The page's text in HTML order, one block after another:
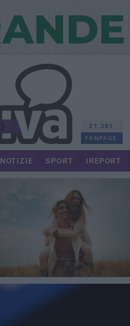
21.381
FANPAGE
NOTIZIE SPORT IREPORT